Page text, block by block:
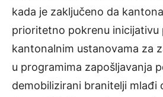
kada je zaključeno da
prioritetno pokrenu inicijativu
kantonalnim ustanovama za
u programima zapošljavanja
demobilizirani branitelji mlađi